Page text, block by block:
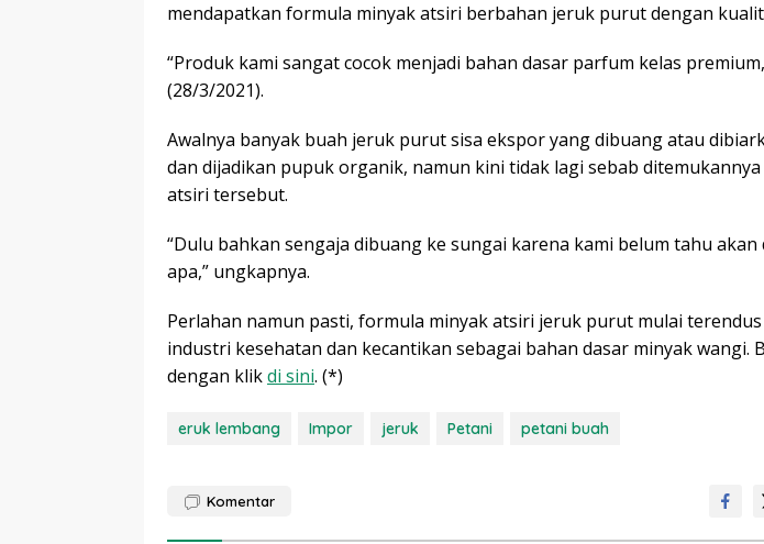
mendapatkan formula minyak atsiri berbahan jeruk purut dengan
“Produk kami sangat cocok menjadi bahan dasar parfum kelas
(28/3/2021).
Awalnya banyak buah jeruk purut sisa ekspor yang dibuang atau
dan dijadikan pupuk organik, namun kini tidak lagi sebab
atsiri tersebut.
“Dulu bahkan sengaja dibuang ke sungai karena kami belum tahu akan
apa,” ungkapnya.
Perlahan namun pasti, formula minyak atsiri jeruk purut mulai
industri kesehatan dan kecantikan sebagai bahan dasar minyak wangi.
dengan klikdi sini. (*)
eruk lembang Impor jeruk Petani petani buah
Komentar